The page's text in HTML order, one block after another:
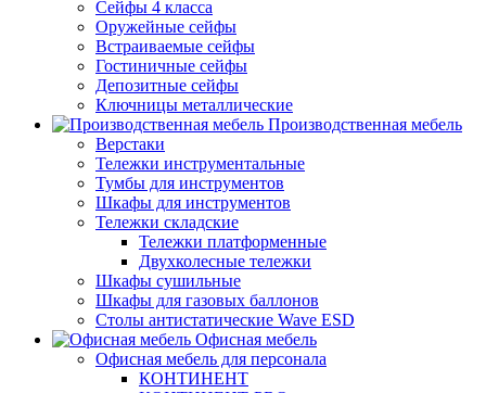
Сейфы 4 класса
Оружейные сейфы
Встраиваемые сейфы
Гостиничные сейфы
Депозитные сейфы
Ключницы металлические
Производственная мебель
Верстаки
Тележки инструментальные
Тумбы для инструментов
Шкафы для инструментов
Тележки складские
Тележки платформенные
Двухколесные тележки
Шкафы сушильные
Шкафы для газовых баллонов
Столы антистатические Wave ESD
Офисная мебель
Офисная мебель для персонала
КОНТИНЕНТ